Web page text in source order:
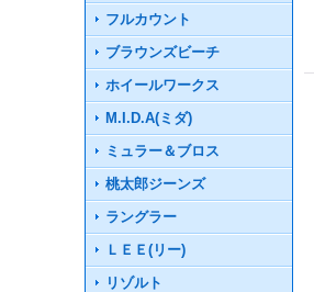
フルカウント
ブラウンズビーチ
ホイールワークス
M.I.D.A(ミダ)
ミュラー＆ブロス
桃太郎ジーンズ
ラングラー
ＬＥＥ(リー)
リゾルト